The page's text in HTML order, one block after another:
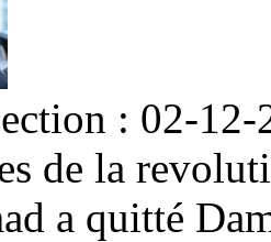
: 02-
de la
a quitté